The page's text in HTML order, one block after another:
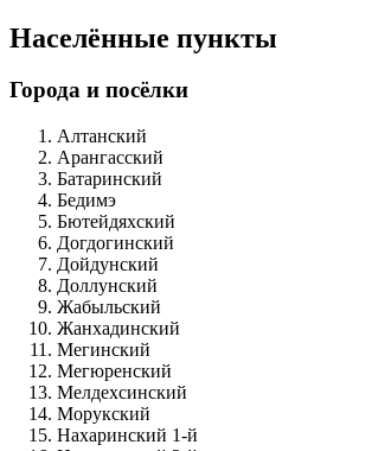
Населённые пункты
Города и посёлки
Алтанский
Арангасский
Батаринский
Бедимэ
Бютейдяхский
Догдогинский
Дойдунский
Доллунский
Жабыльский
Жанхадинский
Мегинский
Мегюренский
Мелдехсинский
Морукский
Нахаринский 1-й